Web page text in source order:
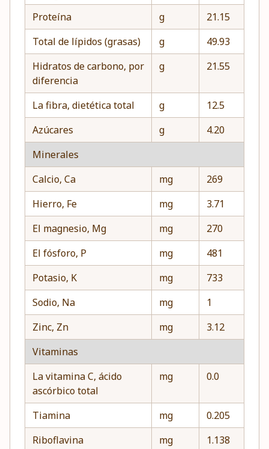
Proteína
g
21.15
Total de lípidos (grasas)
g
49.93
Hidratos de carbono, por
diferencia
g 21.55
La fibra, dietética total g
12.5
Azúcares
g
4.20
Minerales
Calcio, Ca
mg
269
Hierro, Fe
mg
3.71
El magnesio, Mg
mg
270
El fósforo, P
mg
481
Potasio, K
mg
733
Sodio, Na
mg
1
Zinc, Zn
mg
3.12
Vitaminas
La vitamina C, ácido
ascórbico total
mg 0.0
Tiamina mg
0.205
Riboflavina
mg 1.138